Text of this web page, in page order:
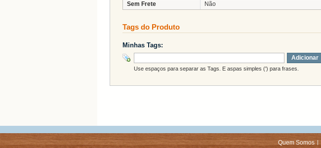
Sem Frete Não
Tags do Produto
Minhas Tags:
Adicionar
Use espaços para separar as Tags. E aspas simples (') para frases.
Quem Somos